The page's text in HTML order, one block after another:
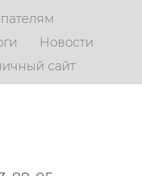
Новости
сайт